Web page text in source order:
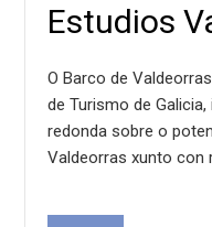
Estudios
O Barco de
de Turismo de
redonda sobre o
Valdeorras xunto con